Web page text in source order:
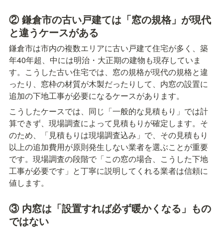
② 鎌倉市の古い戸建ては「窓の規格」が現代
と違うケースがある
鎌倉市は市内の複数エリアに古い戸建て住宅が多く、築
年40年超、中には明治・大正期の建物も現存していま
す。こうした古い住宅では、窓の規格が現代の規格と違
ったり、窓枠の材質が木製だったりして、内窓の設置に
追加の下地工事が必要になるケースがあります。
こうしたケースでは、同じ「一般的な見積もり」では計
算できず、現場調査によって見積もりが確定します。そ
のため、「見積もりは現場調査込み」で、その見積もり
以上の追加費用が原則発生しない業者を選ぶことが重要
です。現場調査の段階で「この窓の場合、こうした下地
工事が必要です」と丁寧に説明してくれる業者は信頼に
値します。
③ 内窓は「設置すれば必ず暖かくなる」もの
ではない